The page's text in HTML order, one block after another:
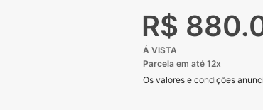
R$
Á VISTA
Parcela em até 12x
Os valores e condições